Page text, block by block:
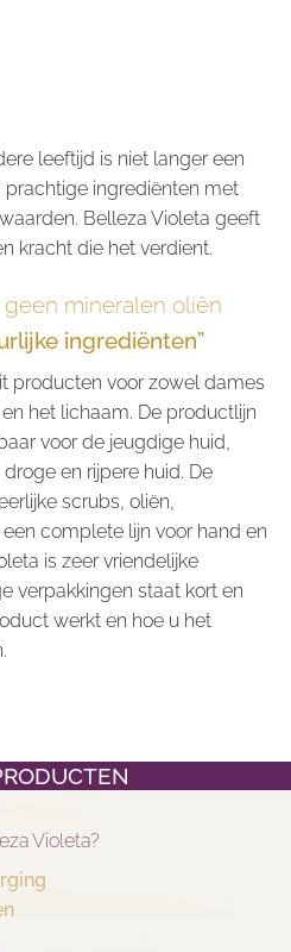
leeftijd is niet langer een
prachtige ingrediënten met
Belleza Violeta geeft
kracht die het verdient.
geen mineralen oliën
ingrediënten”
producten voor zowel dames
het lichaam. De productlijn
voor de jeugdige huid,
en rijpere huid. De
scrubs, oliën,
complete lijn voor hand en
is zeer vriendelijke
verpakkingen staat kort en
werkt en hoe u het
Violeta?